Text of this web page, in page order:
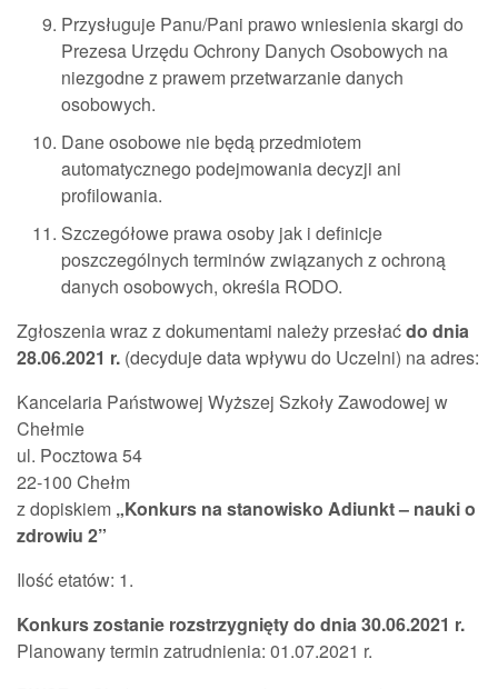
Przysługuje Panu/Pani prawo wniesienia skargi do
Prezesa Urzędu Ochrony Danych Osobowych na
niezgodne z prawem przetwarzanie danych
osobowych.
Dane osobowe nie będą przedmiotem
automatycznego podejmowania decyzji ani
profilowania.
Szczegółowe prawa osoby jak i definicje
poszczególnych terminów związanych z ochroną
danych osobowych, określa RODO.
Zgłoszenia wraz z dokumentami należy przesłaćdo dnia
28.06.2021 r. (decyduje data wpływu do Uczelni) na adres:
Kancelaria Państwowej Wyższej Szkoły Zawodowej w
Chełmie
ul. Pocztowa 54
22-100 Chełm
z dopiskiem „Konkurs na stanowisko Adiunkt – nauki o
zdrowiu 2”
Ilość etatów: 1.
Konkurs zostanie rozstrzygnięty do dnia 30.06.2021 r.
Planowany termin zatrudnienia: 01.07.2021 r.